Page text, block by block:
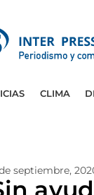
CLIMA
septiembre,